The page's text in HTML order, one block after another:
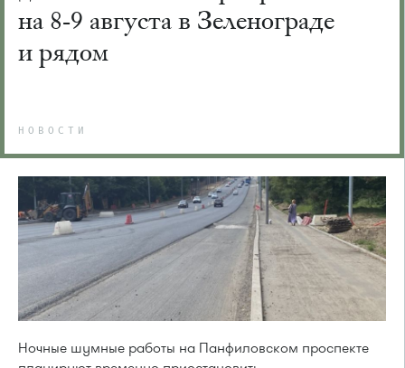
на 8-9 августа в Зеленограде
и рядом
НОВОСТИ
Ночные шумные работы на Панфиловском проспекте